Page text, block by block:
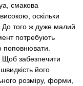
смакова
оскільки
До того ж дуже малий
потребують
поповнювати.
Щоб забезпечити
його
розміру, форми,